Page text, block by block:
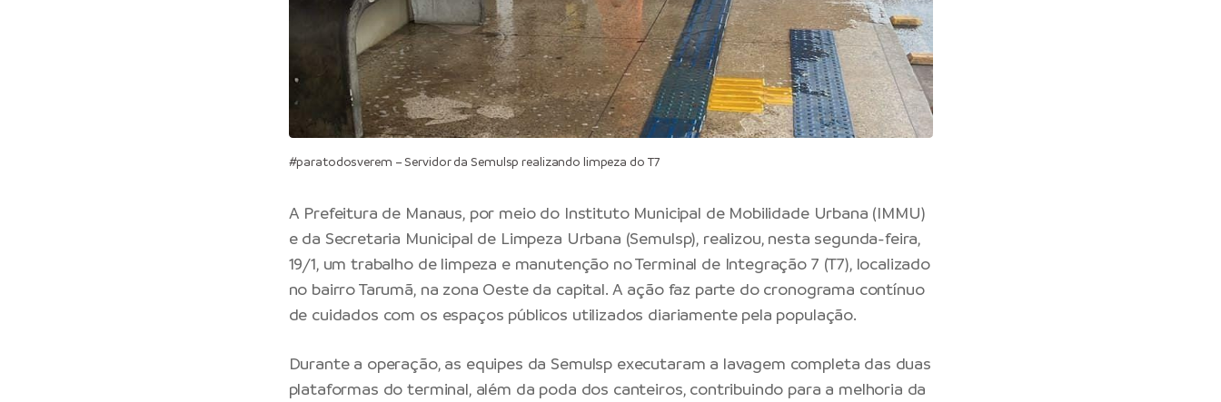
#paratodosverem – Servidor da Semulsp realizando limpeza do T7
A Prefeitura de Manaus,por meio do Instituto Municipal de Mobilidade Urbana (IMMU)
e da Secretaria Municipal de Limpeza Urbana (Semulsp), realizou, nesta segunda-feira,
19/1, um trabalho de limpeza e manutenção no Terminal de Integração 7 (T7), localizado
no bairro Tarumã, na zona Oeste da capital. A ação faz parte do cronograma contínuo
de cuidados com os espaços públicos utilizados diariamente pela população.
Durante a operação, as equipes da Semulsp executaram a lavagem completa das duas
plataformas do terminal, além da poda dos canteiros, contribuindo para a melhoria da